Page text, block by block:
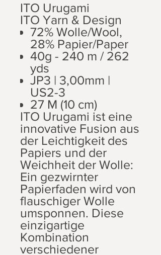
ITO Urugami
ITO Yarn & Design
72% Wolle/Wool,
28% Papier/Paper
40g - 240 m / 262
yds
JP3 | 3,00mm |
US2-3
27 M (10 cm)
ITO Urugami ist eine
innovative Fusion aus
der Leichtigkeit des
Papiers und der
Weichheit der Wolle:
Ein gezwirnter
Papierfaden wird von
flauschiger Wolle
umsponnen. Diese
einzigartige
Kombination
verschiedener